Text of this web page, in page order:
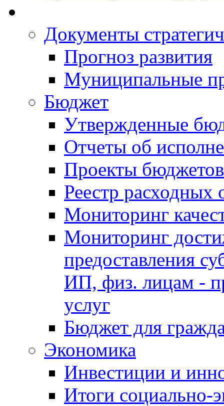
Документы
Прогноз развития
Муниципальные
Бюджет
Утвержденные
Отчеты об
Проекты бюджетов
Реестр расходных
Мониторинг
Мониторинг
предоставления
ИП, физ. лицам -
услуг
Бюджет для
Экономика
Инвестиции и
Итоги социально-